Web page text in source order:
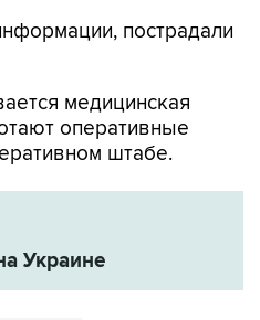
пострадали
медицинская
оперативные
штабе.
Украине